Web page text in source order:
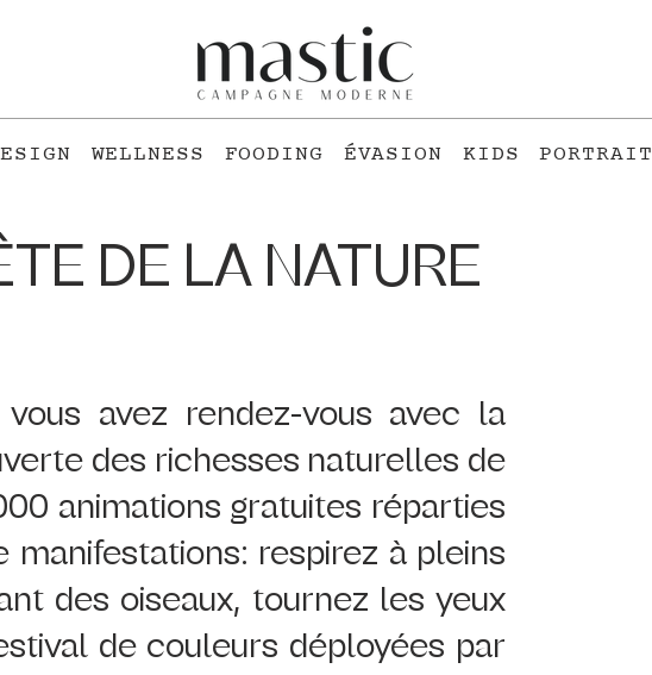
WELLNESS FOODING ÉVASION KIDS PORTRAIT
DE LA NATURE
avez rendez-vous avec la
des richesses naturelles de
animations gratuites réparties
manifestations: respirez à pleins
des oiseaux, tournez les yeux
de couleurs déployées par